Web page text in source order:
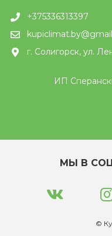
+375336313397
г. Солигорск, ул.
ИП
МЫ В
©